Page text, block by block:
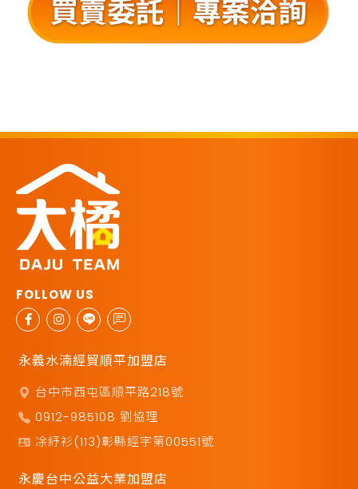
永義水湳經貿順平加盟店
台中市西屯區順平路218號
0912-985108 劉協理
凃紓衫(113)彰縣經字第00551號
永慶台中公益大業加盟店